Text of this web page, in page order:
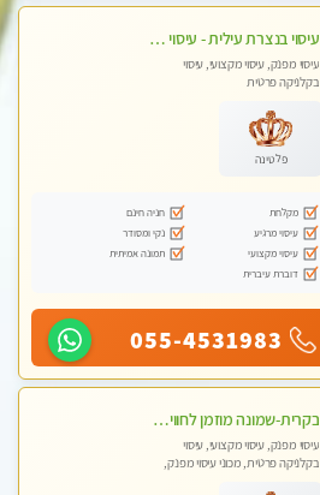
עיסוי בנצרת עילית - עיסוי מפנק מרגיע ושקט במקום מדהים עיסוי מושקע מאוד
עיסוי מפנק, עיסוי מקצועי, עיסוי
בקלניקה פרטית
פלטינה
מקלחת
חניה חינם
עיסוי מרגיע
נקי ומסודר
עיסוי מקצועי
תמונה אמיתית
דוברת עיברית
055-4531983
בקרית-שמונה מוזמן לחוויה בלתי נשכחת מעסה איכותית מקצועית ומפנקת- ללא מין !!
עיסוי מפנק, עיסוי מקצועי, עיסוי
בקלניקה פרטית, מכוני עיסוי מפנק,